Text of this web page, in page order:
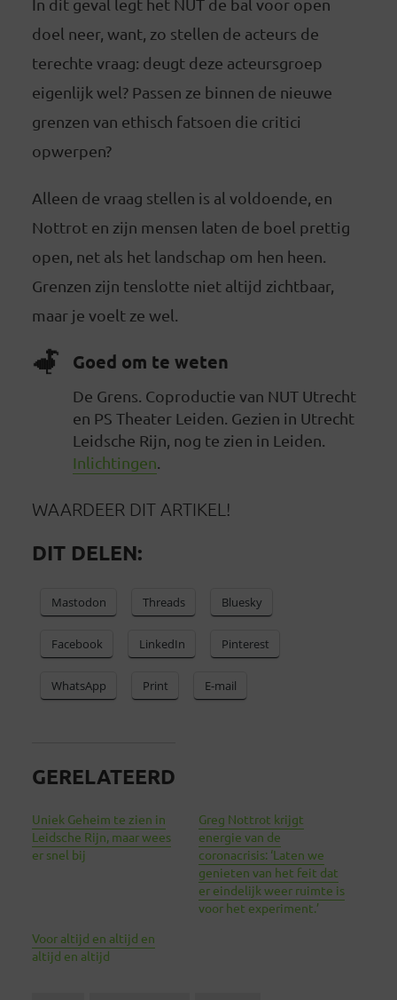
doel neer, want, zo stellen de acteurs de
terechte vraag: deugt deze acteursgroep
eigenlijk wel? Passen ze binnen de nieuwe
grenzen van ethisch fatsoen die critici
opwerpen?
Alleen de vraag stellen is al voldoende, en
Nottrot en zijn mensen laten de boel prettig
open, net als het landschap om hen heen.
Grenzen zijn tenslotte niet altijd zichtbaar,
maar je voelt ze wel.
Goed om te weten
De Grens. Coproductie van NUT Utrecht
en PS Theater Leiden. Gezien in Utrecht
Leidsche Rijn, nog te zien in Leiden.
Inlichtingen
WAARDEER DIT ARTIKEL!
DIT DELEN:
Mastodon Threads Bluesky
Facebook LinkedIn Pinterest
WhatsApp Print E-mail
GERELATEERD
Uniek Geheim te zien in
Leidsche Rijn, maar wees
er snel bij
Greg Nottrot krijgt
energie van de
coronacrisis: ‘Laten we
genieten van het feit dat
er eindelijk weer ruimte is
voor het experiment.’
Voor altijd en altijd en
altijd en altijd